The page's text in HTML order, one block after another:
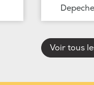
Voir tous